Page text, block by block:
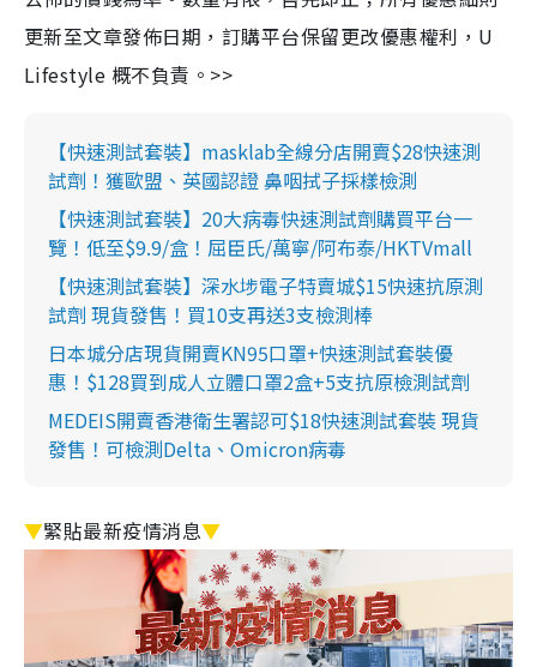
更新至文章發佈日期，訂購平台保留更改優惠權利，U
Lifestyle 概不負責。>>
【快速測試套裝】masklab全線分店開賣$28快速測
試劑！獲歐盟、英國認證 鼻咽拭子採樣檢測
【快速測試套裝】20大病毒快速測試劑購買平台一
覽！低至$9.9/盒！屈臣氏/萬寧/阿布泰/HKTVmall
【快速測試套裝】深水埗電子特賣城$15快速抗原測
試劑 現貨發售！買10支再送3支檢測棒
日本城分店現貨開賣KN95口罩+快速測試套裝優
惠！$128買到成人立體口罩2盒+5支抗原檢測試劑
MEDEIS開賣香港衛生署認可$18快速測試套裝 現貨
發售！可檢測Delta、Omicron病毒
▼緊貼最新疫情消息▼